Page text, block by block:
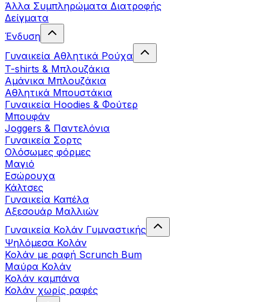
Άλλα Συμπληρώματα Διατροφής
Δείγματα
Ένδυση
Γυναικεία Αθλητικά Ρούχα
T-shirts & Μπλουζάκια
Αμάνικα Μπλουζάκια
Aθλητικά Μπουστάκια
Γυναικεία Hoodies & Φούτερ
Μπουφάν
Joggers & Παντελόνια
Γυναικεία Σορτς
Ολόσωμες φόρμες
Μαγιό
Εσώρουχα
Κάλτσες
Γυναικεία Καπέλα
Αξεσουάρ Μαλλιών
Γυναικεία Κολάν Γυμναστικής
Ψηλόμεσα Κολάν
Κολάν με ραφή Scrunch Bum
Μαύρα Κολάν
Κολάν καμπάνα
Κολάν χωρίς ραφές